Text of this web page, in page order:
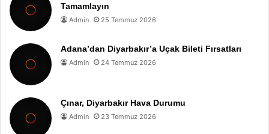
Tamamlayın
Admin 25 Temmuz 2026
Adana’dan Diyarbakır’a Uçak Bileti Fırsatları
Admin 24 Temmuz 2026
Çınar, Diyarbakır Hava Durumu
Admin 23 Temmuz 2026